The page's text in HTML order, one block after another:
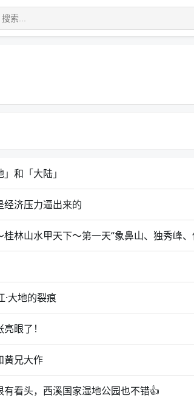
和「大陆」
济压力逼出来的
桂林山水甲天下～第一天“象鼻山、独秀峰
·大地的裂痕
眼了！
黄兄大作
有看头，西溪国家湿地公园也不错👍